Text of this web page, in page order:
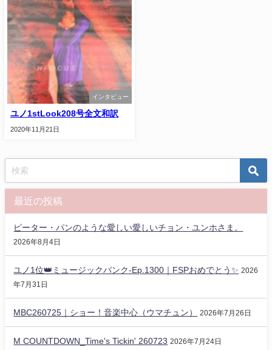
インタビュー
ユノ1stLook208号全文和訳
2020年11月21日
最近の投稿
ピーター・パンのような愛しい愛しいチョン・ユンホさま。
2026年8月4日
ユノ1位👑ミュージックバンク-Ep.1300｜FSPおめでとう✨️ 2026
年7月31日
MBC260725｜ショー！音楽中心（ウマチュン） 2026年7月26日
M COUNTDOWN_Time's Tickin' 260723 2026年7月24日